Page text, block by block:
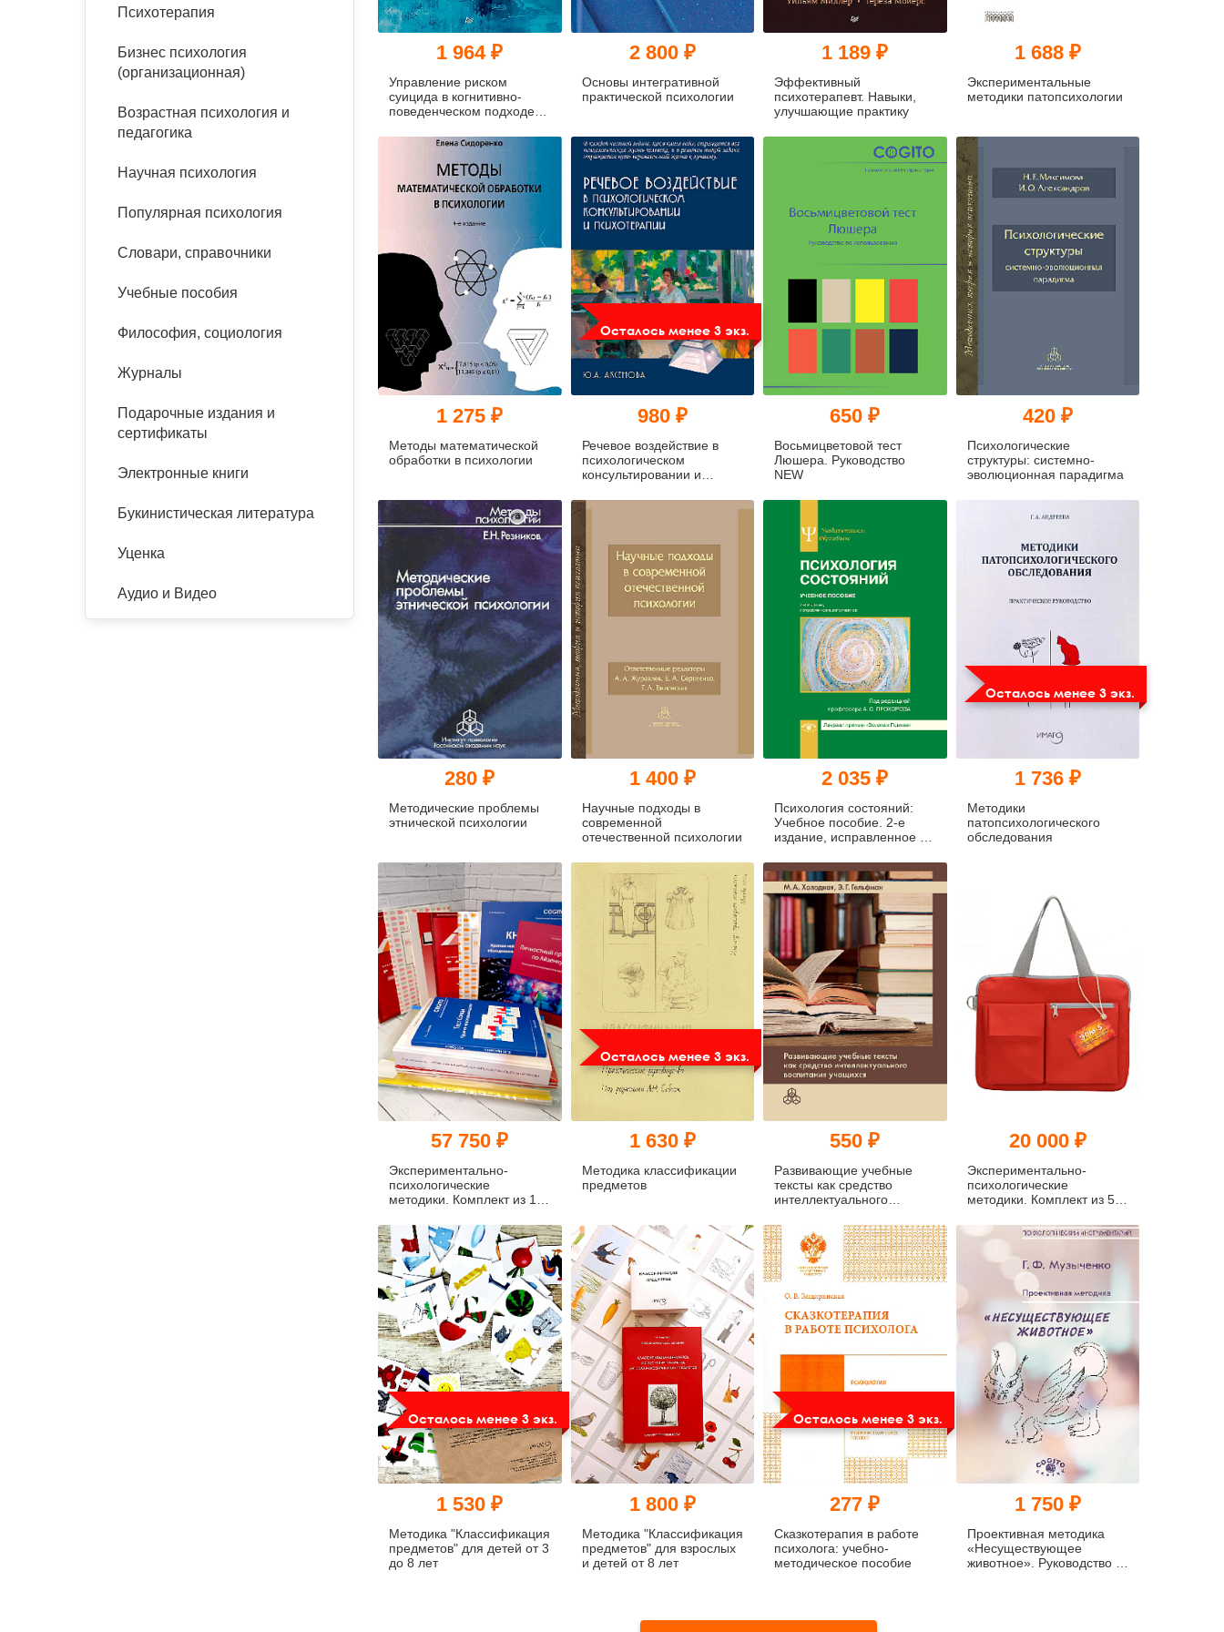
панические атаки
Психодрама
Сказкотерапия
психотерапии
Классический, эриксоновский
эргономика
Социальная психология
Психология развития
организационная психология
психоанализ
1 964 ₽
Управление риском
суицида в когнитивно-
поведенческом подходе.
2 800 ₽
Основы интегративной
практической психологии
1 189 ₽
Эффективный
психотерапевт. Навыки,
улучшающие практику
1 688 ₽
Экспериментальные
методики патопсихологии
1 275 ₽
Методы математической
обработки в психологии
Осталось менее 3 экз.
980 ₽
Речевое воздействие в
психологическом
консультировании и
практическое пособие для
650 ₽
Восьмицветовой тест
Люшера. Руководство
NEW
420 ₽
Психологические
структуры: системно-
эволюционная парадигма
280 ₽
Методические проблемы
этнической психологии
1 400 ₽
Научные подходы в
современной
отечественной психологии
2 035 ₽
Психология состояний:
Учебное пособие. 2-е
издание, исправленное и
Осталось менее 3 экз.
1 736 ₽
Методики
патопсихологического
обследования
57 750 ₽
Экспериментально-
психологические
методики. Комплект из 15
(бланковый вариант)
Осталось менее 3 экз.
1 630 ₽
Методика классификации
предметов
550 ₽
Развивающие учебные
тексты как средство
интеллектуального
20 000 ₽
Экспериментально-
психологические
методики. Комплект из 5
(бланковый вариант)
Осталось менее 3 экз.
1 530 ₽
Методика "Классификация
предметов" для детей от 3
до 8 лет
1 800 ₽
Методика "Классификация
предметов" для взрослых
и детей от 8 лет
Осталось менее 3 экз.
277 ₽
Сказкотерапия в работе
психолога: учебно-
методическое пособие
1 750 ₽
Проективная методика
«Несуществующее
животное». Руководство и
Психотерапия
Бизнес психология
(организационная)
Возрастная психология и
педагогика
Научная психология
Популярная психология
Словари, справочники
Учебные пособия
Философия, социология
Журналы
Подарочные издания и
сертификаты
Электронные книги
Букинистическая литература
Уценка
Аудио и Видео